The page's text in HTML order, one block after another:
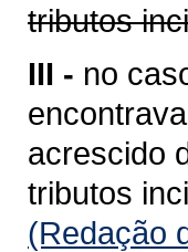
tributos
III - no
acrescido
tributos
(Redação